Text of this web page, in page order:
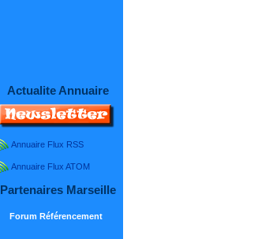
Actualite Annuaire
Annuaire Flux RSS
Annuaire Flux ATOM
Partenaires Marseille
Forum Référencement